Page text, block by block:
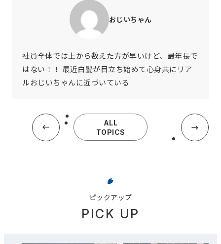
おじいちゃん
社員全体では上から数えた方が早いけど、最年長で
はない！！ 最近白髪が目立ち始めて心身共にリア
ルおじいちゃんに近づいている
ALL
TOPICS
ピックアップ
PICK UP